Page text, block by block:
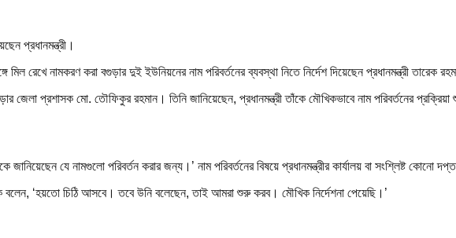
রেখে নামকরণ করা বগুড়ার দুই ইউনিয়নের নাম পরিবর্তনের ব্যবস্থা নিতে নির্দেশ দিয়েছেন প্রধানমন্ত্রী তারেক
প্রশাসক মো. তৌফিকুর রহমান। তিনি জানিয়েছেন, প্রধানমন্ত্রী তাঁকে মৌখিকভাবে নাম পরিবর্তনের প্রক্রিয়া
যে নামগুলো পরিবর্তন করার জন্য।’ নাম পরিবর্তনের বিষয়ে প্রধানমন্ত্রীর কার্যালয় বা সংশ্লিষ্ট কোনো
বলেন, ‘হয়তো চিঠি আসবে। তবে উনি বলেছেন, তাই আমরা শুরু করব। মৌখিক নির্দেশনা পেয়েছি।’